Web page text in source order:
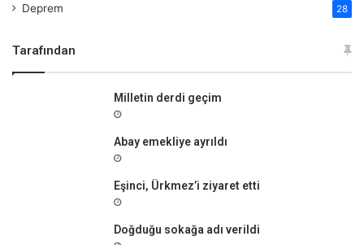
Deprem 28
Tarafından
Milletin derdi geçim
Abay emekliye ayrıldı
Eşinci, Ürkmez’i ziyaret etti
Doğduğu sokağa adı verildi